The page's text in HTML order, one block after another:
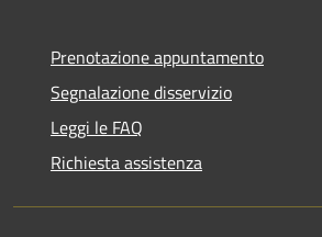
Prenotazione appuntamento
Segnalazione disservizio
Leggi le FAQ
Richiesta assistenza